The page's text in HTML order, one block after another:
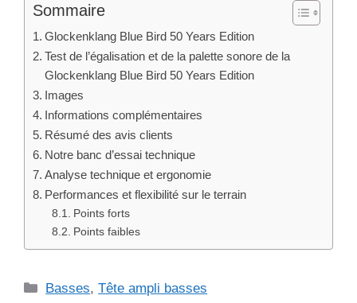
Sommaire
Glockenklang Blue Bird 50 Years Edition
Test de l’égalisation et de la palette sonore de la
Glockenklang Blue Bird 50 Years Edition
Images
Informations complémentaires
Résumé des avis clients
Notre banc d’essai technique
Analyse technique et ergonomie
Performances et flexibilité sur le terrain
Points forts
Points faibles
Catégories
Basses,Tête ampli basses